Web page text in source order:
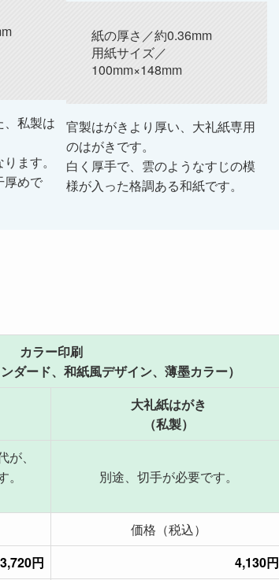
、私製は
ます。
厚めで
紙の厚さ／約0.36mm
用紙サイズ／
100mm×148mm
官製はがきより厚い、大礼紙専用
のはがきです。
白く厚手で、雲のようなすじの模
様が入った格調ある和紙です。
カラー印刷
ダード、和紙風デザイン、薄墨カラー）
大礼紙はがき
（私製）
、
別途、切手が必要です。
価格（税込）
3,720円
4,130円